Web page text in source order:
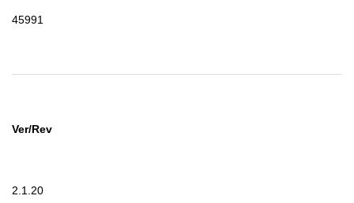
45991
Ver/Rev
2.1.20